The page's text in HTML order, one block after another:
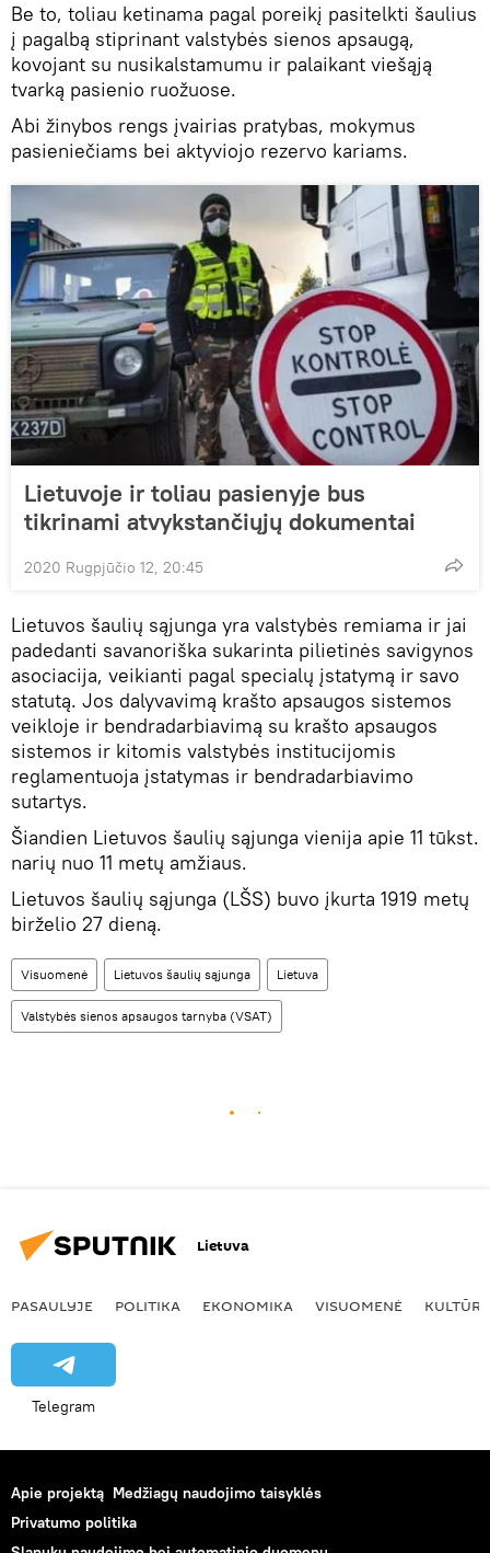
Be to, toliau ketinama pagal poreikį pasitelkti šaulius
į pagalbą stiprinant valstybės sienos apsaugą,
kovojant su nusikalstamumu ir palaikant viešąją
tvarką pasienio ruožuose.
Abi žinybos rengs įvairias pratybas, mokymus
pasieniečiams bei aktyviojo rezervo kariams.
Lietuvoje ir toliau pasienyje bus
tikrinami atvykstančiųjų dokumentai
2020 Rugpjūčio 12, 20:45
Lietuvos šaulių sąjunga yra valstybės remiama ir jai
padedanti savanoriška sukarinta pilietinės savigynos
asociacija, veikianti pagal specialų įstatymą ir savo
statutą. Jos dalyvavimą krašto apsaugos sistemos
veikloje ir bendradarbiavimą su krašto apsaugos
sistemos ir kitomis valstybės institucijomis
reglamentuoja įstatymas ir bendradarbiavimo
sutartys.
Šiandien Lietuvos šaulių sąjunga vienija apie 11 tūkst.
narių nuo 11 metų amžiaus.
Lietuvos šaulių sąjunga (LŠS) buvo įkurta 1919 metų
birželio 27 dieną.
Visuomenė Lietuvos šaulių sąjunga Lietuva
Valstybės sienos apsaugos tarnyba (VSAT)
Lietuva
PASAULYJE POLITIKA EKONOMIKA VISUOMENĖ KULTŪRA
Telegram
Apie projektą Medžiagų naudojimo taisyklės
Privatumo politika